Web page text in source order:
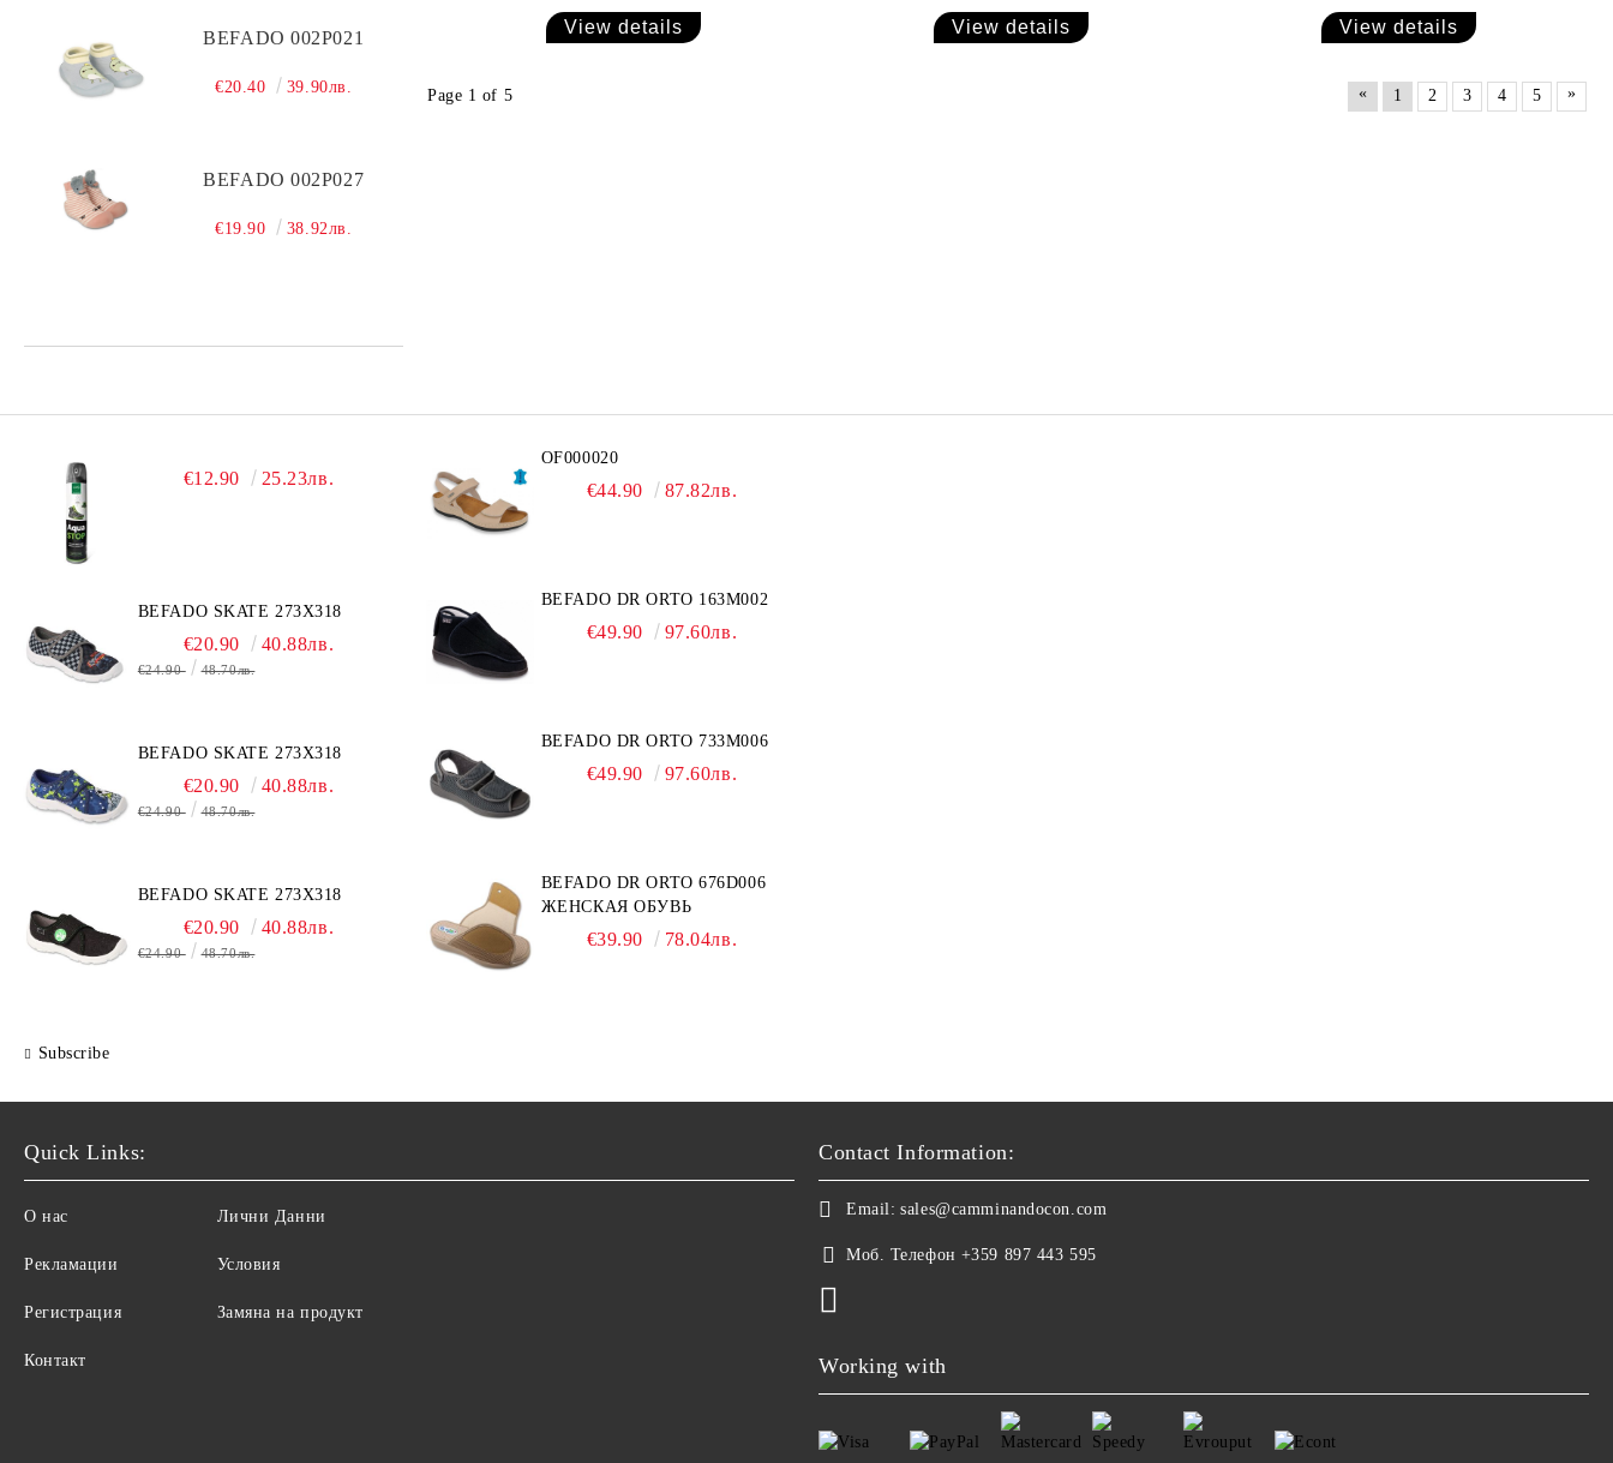
BEFADO 002P021
€20.40 39.90лв.
BEFADO 002P027
€19.90 38.92лв.
View details View details View details
Page 1 of 5 « 1 2 3 4 5 »
€12.90 25.23лв.
BEFADO SKATE 273X318
€20.90 40.88лв.
€24.90 48.70лв.
BEFADO SKATE 273X318
€20.90 40.88лв.
€24.90 48.70лв.
BEFADO SKATE 273X318
€20.90 40.88лв.
€24.90 48.70лв.
Subscribe
OF000020
€44.90 87.82лв.
BEFADO DR ORTO 163M002
€49.90 97.60лв.
BEFADO DR ORTO 733M006
€49.90 97.60лв.
BEFADO DR ORTO 676D006
ЖЕНСКАЯ ОБУВЬ
€39.90 78.04лв.
Quick Links:
О нас
Рекламации
Регистрация
Контакт
Лични Данни
Условия
Замяна на продукт
Contact Information:
Email: sales@camminandocon.com
Моб. Телефон +359 897 443 595
Working with